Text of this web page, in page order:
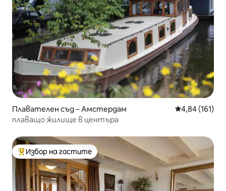
Плавателен съд – Амстердам Средна
4,84 (161)
плаващо жилище в центъра
Най-популярен избор на гостите
Избор на гостите